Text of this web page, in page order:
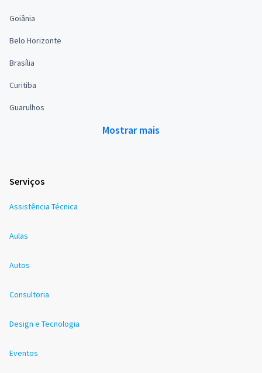
Goiânia
Belo Horizonte
Brasília
Curitiba
Guarulhos
Mostrar mais
Serviços
Assistência Técnica
Aulas
Autos
Consultoria
Design e Tecnologia
Eventos